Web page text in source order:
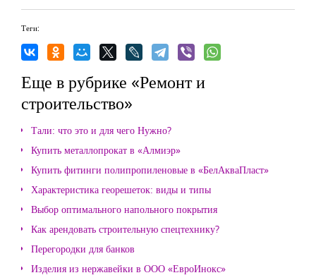
Теги:
Еще в рубрике «Ремонт и
строительство»
Тали: что это и для чего Нужно?
Купить металлопрокат в «Алмиэр»
Купить фитинги полипропиленовые в «БелАкваПласт»
Характеристика георешеток: виды и типы
Выбор оптимального напольного покрытия
Как арендовать строительную спецтехнику?
Перегородки для банков
Изделия из нержавейки в ООО «ЕвроИнокс»